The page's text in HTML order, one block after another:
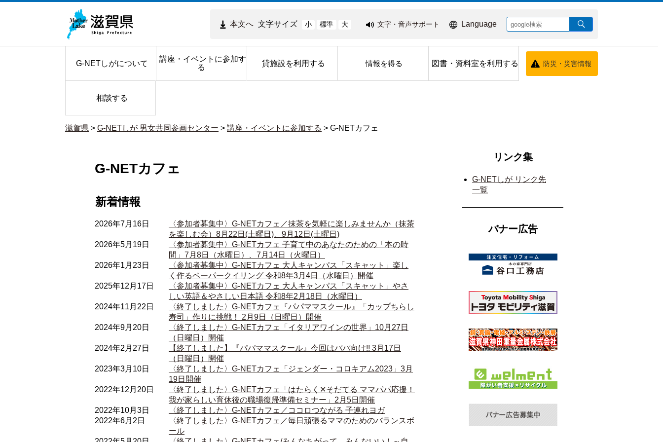
本文へ 文字サイズ 小 標準 大 文字・音声サポート Language
G-NETしがについて
講座・イベントに参加す
る
貸施設を利用する 情報を得る 図書・資料室を利用する
相談する
防災・災害情報
滋賀県 > G-NETしが 男女共同参画センター > 講座・イベントに参加する > G-NETカフェ
G-NETカフェ
新着情報
2026年7月16日
〈参加者募集中〉G-NETカフェ／抹茶を気軽に楽しみませんか（抹茶
を楽しむ会）8月22日(土曜日)、9月12日(土曜日)
2026年5月19日
〈参加者募集中〉G-NETカフェ 子育て中のあなたのための「本の時
間」7月8日（水曜日）、7月14日（火曜日）
2026年1月23日
〈参加者募集中〉G-NETカフェ 大人キャンパス「スキャット」楽し
く作るペーパークイリング 令和8年3月4日（水曜日）開催
2025年12月17日
〈参加者募集中〉G-NETカフェ 大人キャンパス「スキャット」やさ
しい英語＆やさしい日本語 令和8年2月18日（水曜日）
2024年11月22日
〈終了しました〉G-NETカフェ『パパママスクール』「カップちらし
寿司」作りに挑戦！ 2月9日（日曜日）開催
2024年9月20日
〈終了しました〉G-NETカフェ「イタリアワインの世界」10月27日
（日曜日）開催
2024年2月27日
【終了しました】『パパママスクール』今回はパパ向け!! 3月17日
（日曜日）開催
2023年3月10日
〈終了しました〉G-NETカフェ「ジェンダー・コロキアム2023」3月
19日開催
2022年12月20日
〈終了しました〉G-NETカフェ「はたらく✕そだてる ママパパ応援！
我が家らしい育休後の職場復帰準備セミナー」2月5日開催
2022年10月3日
〈終了しました〉G-NETカフェ／ココロつながる 子連れヨガ
2022年6月2日
〈終了しました〉G-NETカフェ／毎日頑張るママのためのバランスボ
ール
リンク集
G-NETしが リンク先
一覧
バナー広告